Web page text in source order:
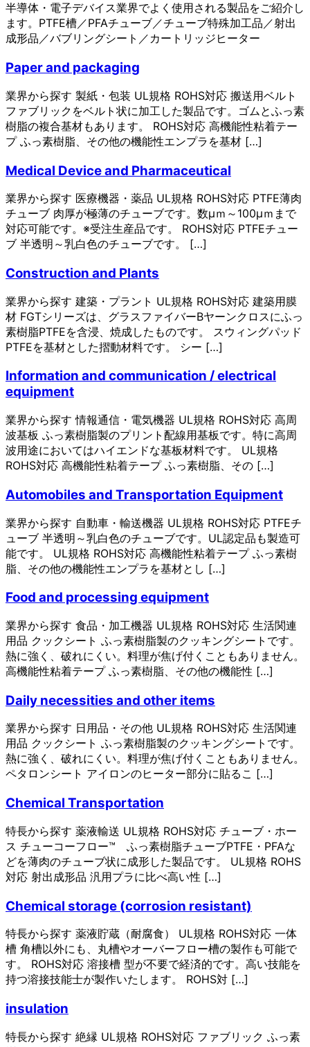
半導体・電子デバイス業界でよく使用される製品をご紹介し
ます。PTFE槽／PFAチューブ／チューブ特殊加工品／射出
成形品／バブリングシート／カートリッジヒーター
Paper and packaging
業界から探す 製紙・包装 UL規格 ROHS対応 搬送用ベルト
ファブリックをベルト状に加工した製品です。ゴムとふっ素
樹脂の複合基材もあります。 ROHS対応 高機能性粘着テー
プ ふっ素樹脂、その他の機能性エンプラを基材 […]
Medical Device and Pharmaceutical
業界から探す 医療機器・薬品 UL規格 ROHS対応 PTFE薄肉
チューブ 肉厚が極薄のチューブです。数μｍ～100μｍまで
対応可能です。※受注生産品です。 ROHS対応 PTFEチュー
ブ 半透明～乳白色のチューブです。 […]
Construction and Plants
業界から探す 建築・プラント UL規格 ROHS対応 建築用膜
材 FGTシリーズは、グラスファイバーBヤーンクロスにふっ
素樹脂PTFEを含浸、焼成したものです。 スウィングパッド
PTFEを基材とした摺動材料です。 シー […]
Information and communication / electrical
equipment
業界から探す 情報通信・電気機器 UL規格 ROHS対応 高周
波基板 ふっ素樹脂製のプリント配線用基板です。特に高周
波用途においてはハイエンドな基板材料です。 UL規格
ROHS対応 高機能性粘着テープ ふっ素樹脂、その […]
Automobiles and Transportation Equipment
業界から探す 自動車・輸送機器 UL規格 ROHS対応 PTFEチ
ューブ 半透明～乳白色のチューブです。UL認定品も製造可
能です。 UL規格 ROHS対応 高機能性粘着テープ ふっ素樹
脂、その他の機能性エンプラを基材とし […]
Food and processing equipment
業界から探す 食品・加工機器 UL規格 ROHS対応 生活関連
用品 クックシート ふっ素樹脂製のクッキングシートです。
熱に強く、破れにくい。料理が焦げ付くこともありません。
高機能性粘着テープ ふっ素樹脂、その他の機能性 […]
Daily necessities and other items
業界から探す 日用品・その他 UL規格 ROHS対応 生活関連
用品 クックシート ふっ素樹脂製のクッキングシートです。
熱に強く、破れにくい。料理が焦げ付くこともありません。
ペタロンシート アイロンのヒーター部分に貼るこ […]
Chemical Transportation
特長から探す 薬液輸送 UL規格 ROHS対応 チューブ・ホー
ス チューコーフロー™ ふっ素樹脂チューブPTFE・PFAな
どを薄肉のチューブ状に成形した製品です。 UL規格 ROHS
対応 射出成形品 汎用プラに比べ高い性 […]
Chemical storage (corrosion resistant)
特長から探す 薬液貯蔵（耐腐食） UL規格 ROHS対応 一体
槽 角槽以外にも、丸槽やオーバーフロー槽の製作も可能で
す。 ROHS対応 溶接槽 型が不要で経済的です。高い技能を
持つ溶接技能士が製作いたします。 ROHS対 […]
insulation
特長から探す 絶縁 UL規格 ROHS対応 ファブリック ふっ素